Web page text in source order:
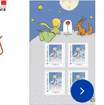
Prix 7,50€